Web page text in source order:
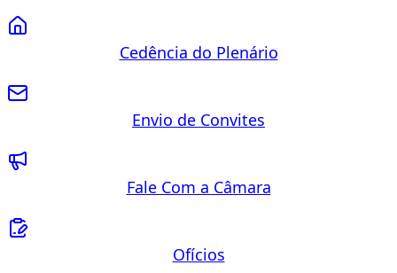
Cedência do Plenário
Envio de Convites
Fale Com a Câmara
Ofícios